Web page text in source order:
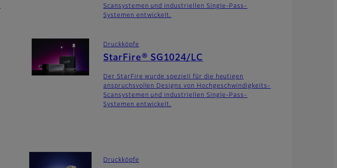
Scansystemen und industriellen Single-Pass-
Systemen entwickelt.
Druckköpfe
StarFire® SG1024/LC
Der StarFire wurde speziell für die heutigen
anspruchsvollen Designs von Hochgeschwindigkeits-
Scansystemen und industriellen Single-Pass-
Systemen entwickelt.
Druckköpfe